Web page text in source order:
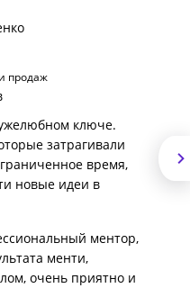
продаж
ключе.
затрагивали
время,
новые идеи в
ментор,
менти,
очень приятно и